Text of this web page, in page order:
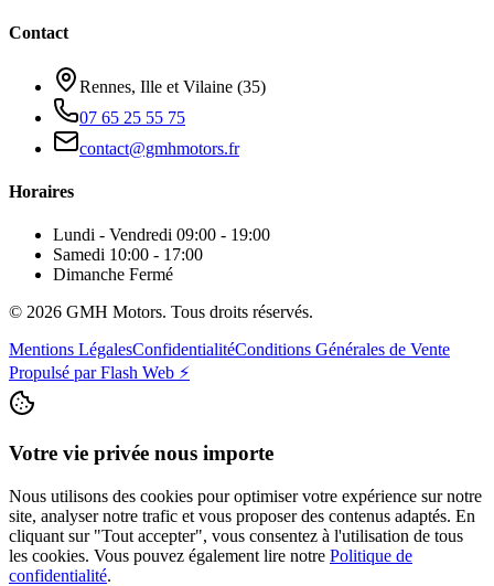
Contact
Rennes, Ille et Vilaine (35)
07 65 25 55 75
contact@gmhmotors.fr
Horaires
Lundi - Vendredi 09:00 - 19:00
Samedi 10:00 - 17:00
Dimanche Fermé
© 2026 GMH Motors. Tous droits réservés.
Mentions LégalesConfidentialitéConditions Générales de Vente
Propulsé parFlash Web ⚡
Votre vie privée nous importe
Nous utilisons des cookies pour optimiser votre expérience sur notre
site, analyser notre trafic et vous proposer des contenus adaptés. En
cliquant sur "Tout accepter", vous consentez à l'utilisation de tous
les cookies. Vous pouvez également lire notre Politique de
confidentialité.